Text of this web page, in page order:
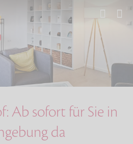
in Selbit…
Ab sofort für Sie in
da